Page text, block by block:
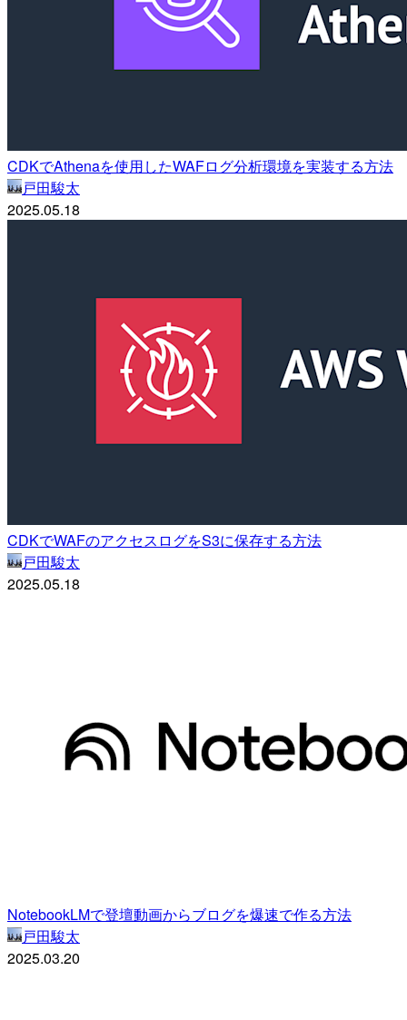
CDKでAthenaを使用したWAFログ分析環境を実装する方法
戸田駿太
2025.05.18
CDKでWAFのアクセスログをS3に保存する方法
戸田駿太
2025.05.18
NotebookLMで登壇動画からブログを爆速で作る方法
戸田駿太
2025.03.20